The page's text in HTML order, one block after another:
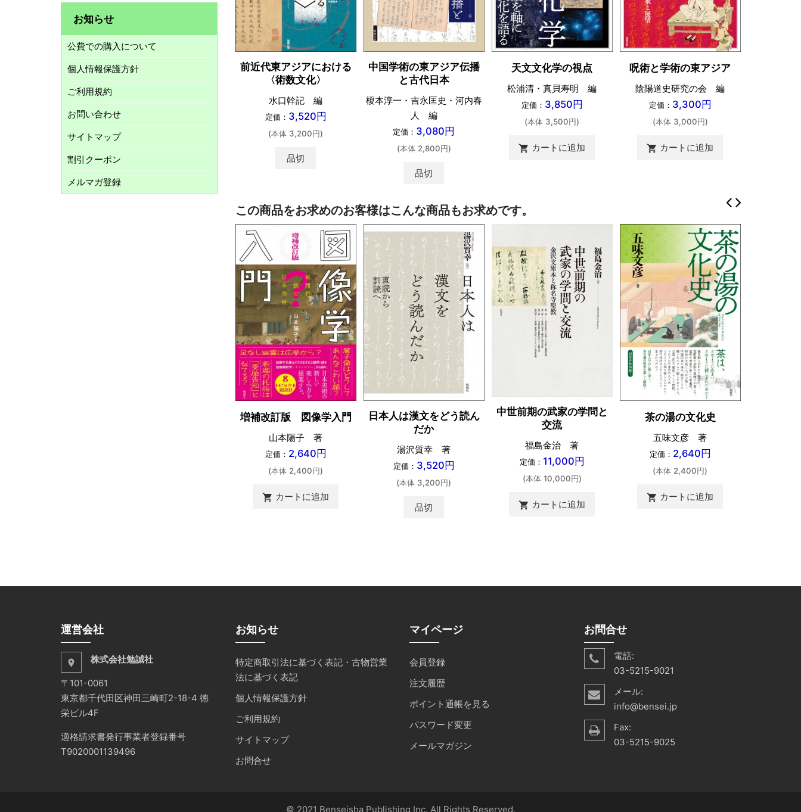
前近代東アジアにおける
〈術数文化〉
水口幹記 編
定価： 3,520円
(本体 3,200円)
品切
中国学術の東アジア伝播
と古代日本
榎本淳一・吉永匡史・河内春
人 編
定価： 3,080円
(本体 2,800円)
品切
天文文化学の視点
松浦清・真貝寿明 編
定価： 3,850円
(本体 3,500円)
shopping_cart カートに追加
呪術と学術の東アジア
陰陽道史研究の会 編
定価： 3,300円
(本体 3,000円)
shopping_cart カートに追加
この商品をお求めのお客様はこんな商品もお求めです。
増補改訂版 図像学入門
山本陽子 著
定価： 2,640円
(本体 2,400円)
shopping_cart カートに追加
日本人は漢文をどう読ん
だか
湯沢質幸 著
定価： 3,520円
(本体 3,200円)
品切
中世前期の武家の学問と
交流
福島金治 著
定価： 11,000円
(本体 10,000円)
shopping_cart カートに追加
茶の湯の文化史
五味文彦 著
定価： 2,640円
(本体 2,400円)
shopping_cart カートに追加
お知らせ
公費での購入について
個人情報保護方針
ご利用規約
お問い合わせ
サイトマップ
割引クーポン
メルマガ登録
運営会社
place 株式会社勉誠社
〒101-0061
東京都千代田区神田三崎町2-18-4 徳
栄ビル4F
適格請求書発行事業者登録番号
T9020001139496
お知らせ
特定商取引法に基づく表記・古物営業
法に基づく表記
個人情報保護方針
ご利用規約
サイトマップ
お問合せ
マイページ
会員登録
注文履歴
ポイント通帳を見る
パスワード変更
メールマガジン
お問合せ
電話:
03-5215-9021
メール:
info@bensei.jp
Fax:
03-5215-9025
© 2021 Benseisha Publishing Inc. All Rights Reserved.